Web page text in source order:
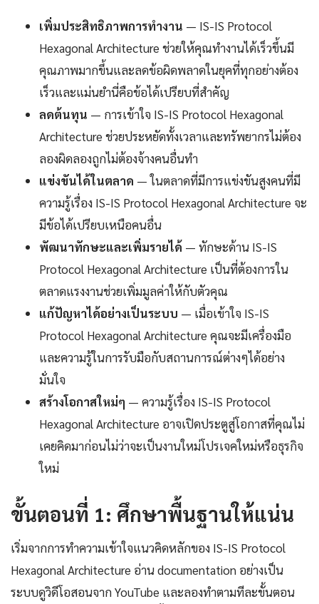
เพิ่มประสิทธิภาพการทำงาน — IS-IS Protocol
Hexagonal Architecture ช่วยให้คุณทำงานได้เร็วขึ้นมี
คุณภาพมากขึ้นและลดข้อผิดพลาดในยุคที่ทุกอย่างต้อง
เร็วและแม่นยำนี่คือข้อได้เปรียบที่สำคัญ
ลดต้นทุน — การเข้าใจ IS-IS Protocol Hexagonal
Architecture ช่วยประหยัดทั้งเวลาและทรัพยากรไม่ต้อง
ลองผิดลองถูกไม่ต้องจ้างคนอื่นทำ
แข่งขันได้ในตลาด — ในตลาดที่มีการแข่งขันสูงคนที่มี
ความรู้เรื่อง IS-IS Protocol Hexagonal Architecture จะ
มีข้อได้เปรียบเหนือคนอื่น
พัฒนาทักษะและเพิ่มรายได้ — ทักษะด้าน IS-IS
Protocol Hexagonal Architecture เป็นที่ต้องการใน
ตลาดแรงงานช่วยเพิ่มมูลค่าให้กับตัวคุณ
แก้ปัญหาได้อย่างเป็นระบบ — เมื่อเข้าใจ IS-IS
Protocol Hexagonal Architecture คุณจะมีเครื่องมือ
และความรู้ในการรับมือกับสถานการณ์ต่างๆได้อย่าง
มั่นใจ
สร้างโอกาสใหม่ๆ — ความรู้เรื่อง IS-IS Protocol
Hexagonal Architecture อาจเปิดประตูสู่โอกาสที่คุณไม่
เคยคิดมาก่อนไม่ว่าจะเป็นงานใหม่โปรเจคใหม่หรือธุรกิจ
ใหม่
ขั้นตอนที่ 1: ศึกษาพื้นฐานให้แน่น
เริ่มจากการทำความเข้าใจแนวคิดหลักของ IS-IS Protocol
Hexagonal Architecture อ่าน documentation อย่างเป็น
ระบบดูวิดีโอสอนจาก YouTube และลองทำตามทีละขั้นตอน